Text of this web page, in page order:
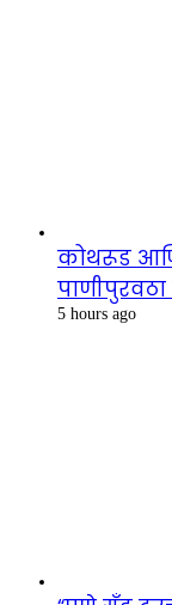
कोथरूड
5 hours ago